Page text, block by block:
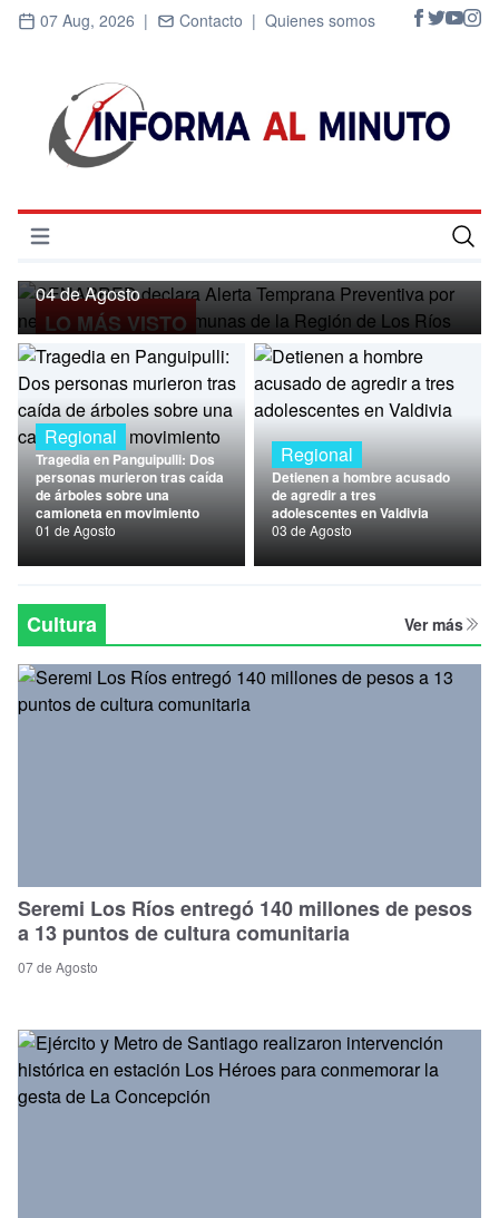
07 Aug, 2026 | Contacto | Quienes somos
Abrir menú
Inicio
Cultura
Deportes
Economía
Entrevistas
Nacional
Política
Regional
LO MÁS VISTO
Regional
SENAPRED declara Alerta Temprana
Preventiva por nevadas para ocho
04 de Agosto
Regional
Tragedia en Panguipulli: Dos
personas murieron tras caída
de árboles sobre una
camioneta en movimiento
01 de Agosto
Regional
Detienen a hombre acusado
de agredir a tres
adolescentes en Valdivia
03 de Agosto
Cultura Ver más
Seremi Los Ríos entregó 140 millones de pesos
a 13 puntos de cultura comunitaria
07 de Agosto